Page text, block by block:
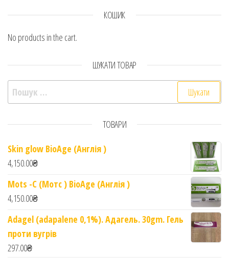
КОШИК
No products in the cart.
ШУКАТИ ТОВАР
Пошук:
ТОВАРИ
Skin glow BioAge (Англія )
4,150.00₴
Mots -C (Мотс ) BioAge (Англія )
4,150.00₴
Adagel (adapalene 0,1%). Адагель. 30gm. Гель
проти вугрів
297.00₴